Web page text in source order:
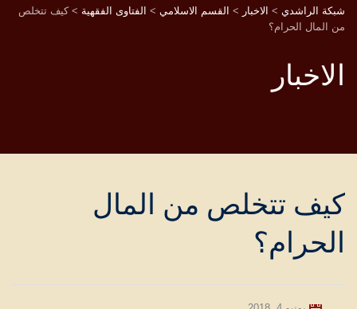
شبكة الراشدي > الاخبار > القسم الاسلامي > الفتاوى الفقهية >كيف تتخلص
من المال الحرام؟
الاخبار
كيف تتخلص من المال
الحرام؟